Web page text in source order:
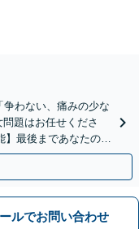
争わない、痛みの少な
題はお任せくださ
】最後まであなたの味
ルでお問い合わせ